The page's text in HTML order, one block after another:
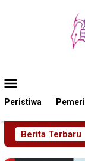
Mobile
Peristiwa
Berita Terbaru
Jumat, Kapolres